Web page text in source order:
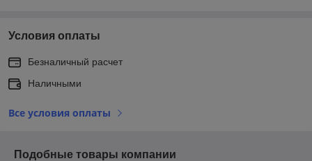
Условия оплаты
Безналичный расчет
Наличными
Все условия оплаты
Подобные товары компании